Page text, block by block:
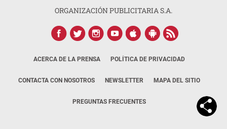
ORGANIZACIÓN PUBLICITARIA S.A.
ACERCA DE LA PRENSA POLÍTICA DE PRIVACIDAD
CONTACTA CON NOSOTROS NEWSLETTER MAPA DEL SITIO
PREGUNTAS FRECUENTES